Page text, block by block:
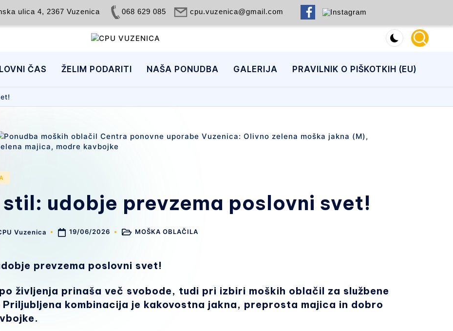
ulica 4, 2367 Vuzenica 068 629 085 cpu.vuzenica@gmail.com
P
U
V
U
I
C
DOBREGA
ČAS ŽELIM PODARITI NAŠA PONUDBA GALERIJA PRAVILNIK O PIŠKOTKIH (EU)
udobje prevzema poslovni svet!
Vuzenica 19/06/2026
PostedMOŠKA OBLAČILA
prevzema poslovni svet!
življenja prinaša več svobode, tudi pri izbiri moških oblačil za službene
kombinacija je kakovostna jakna, preprosta majica in dobro